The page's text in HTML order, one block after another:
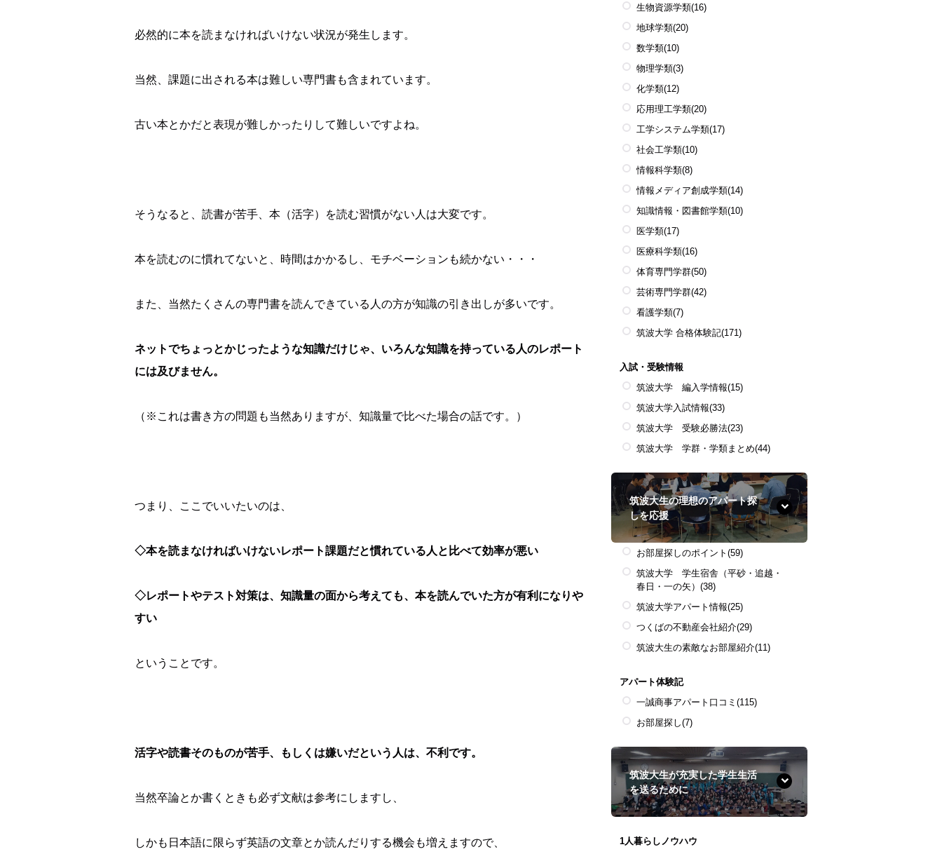
必然的に本を読まなければいけない状況が発生します。
当然、課題に出される本は難しい専門書も含まれています。
古い本とかだと表現が難しかったりして難しいですよね。
そうなると、読書が苦手、本（活字）を読む習慣がない人は大変です。
本を読むのに慣れてないと、時間はかかるし、モチベーションも続かない・・・
また、当然たくさんの専門書を読んできている人の方が知識の引き出しが多いです。
ネットでちょっとかじったような知識だけじゃ、いろんな知識を持っている人のレポート
には及びません。
（※これは書き方の問題も当然ありますが、知識量で比べた場合の話です。）
つまり、ここでいいたいのは、
◇本を読まなければいけないレポート課題だと慣れている人と比べて効率が悪い
◇レポートやテスト対策は、知識量の面から考えても、本を読んでいた方が有利になりや
すい
ということです。
活字や読書そのものが苦手、もしくは嫌いだという人は、不利です。
当然卒論とか書くときも必ず文献は参考にしますし、
しかも日本語に限らず英語の文章とか読んだりする機会も増えますので、
生物資源学類(16)
地球学類(20)
数学類(10)
物理学類(3)
化学類(12)
応用理工学類(20)
工学システム学類(17)
社会工学類(10)
情報科学類(8)
情報メディア創成学類(14)
知識情報・図書館学類(10)
医学類(17)
医療科学類(16)
体育専門学群(50)
芸術専門学群(42)
看護学類(7)
筑波大学 合格体験記(171)
入試・受験情報
筑波大学 編入学情報(15)
筑波大学入試情報(33)
筑波大学 受験必勝法(23)
筑波大学 学群・学類まとめ(44)
筑波大生の理想のアパート探
しを応援
お部屋探しのポイント (59)
筑波大学 学生宿舎（平砂・追越・
春日・一の矢） (38)
筑波大学アパート情報(25)
つくばの不動産会社紹介(29)
筑波大生の素敵なお部屋紹介(11)
アパート体験記
一誠商事アパート口コミ (115)
お部屋探し(7)
筑波大生が充実した学生生活
を送るために
1人暮らしノウハウ